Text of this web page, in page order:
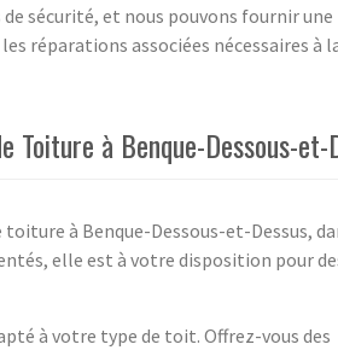
sécurité, et nous pouvons fournir une
réparations associées nécessaires à
à Benque-Dessous-et-
à Benque-Dessous-et-Dessus,
elle est à votre disposition pour
à votre type de toit. Offrez-vous des